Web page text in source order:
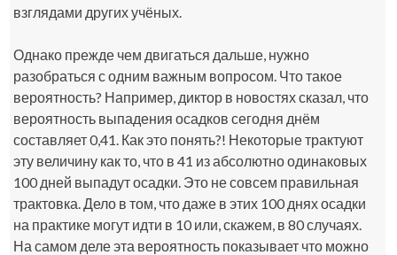
взглядами других учёных.
Однако прежде чем двигаться дальше, нужно
разобраться с одним важным вопросом. Что такое
вероятность? Например, диктор в новостях сказал, что
вероятность выпадения осадков сегодня днём
составляет 0,41. Как это понять?! Некоторые трактуют
эту величину как то, что в 41 из абсолютно одинаковых
100 дней выпадут осадки. Это не совсем правильная
трактовка. Дело в том, что даже в этих 100 днях осадки
на практике могут идти в 10 или, скажем, в 80 случаях.
На самом деле эта вероятность показывает что можно